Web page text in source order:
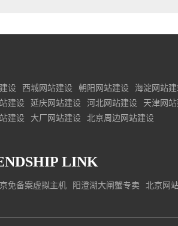
设 西城网站建设 朝阳网站建设
海淀网站
建设 延庆网站建设 河北网站建设
天津网
建设 大厂网站建设 北京周边网站建设
LINK
免备案虚拟主机 阳澄湖大闸蟹专卖 北京网